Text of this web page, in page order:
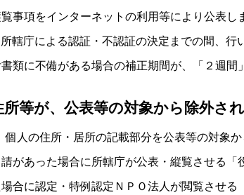
事項をインターネットの利用等により公表し
轄庁による認証・不認証の決定までの間、行
類に不備がある場合の補正期間が、「２週間
等が、公表等の対象から除外され
人の住所・居所の記載部分を公表等の対象か
があった場合に所轄庁が公表・縦覧させる「
合に認定・特例認定ＮＰＯ法人が閲覧させる